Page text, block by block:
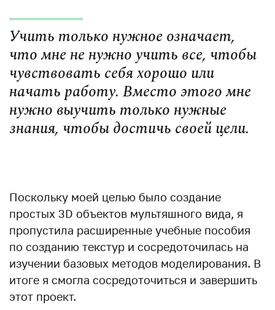
Учить только нужное означает,
что мне не нужно учить все, чтобы
чувствовать себя хорошо или
начать работу. Вместо этого мне
нужно выучить только нужные
знания, чтобы достичь своей цели.
Поскольку моей целью было создание
простых 3D объектов мультяшного вида, я
пропустила расширенные учебные пособия
по созданию текстур и сосредоточилась на
изучении базовых методов моделирования. В
итоге я смогла сосредоточиться и завершить
этот проект.